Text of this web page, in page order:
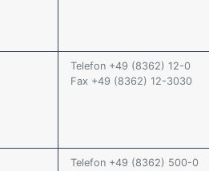
Telefon +49 (8362) 12-0
Fax +49 (8362) 12-3030
Telefon +49 (8362) 500-0